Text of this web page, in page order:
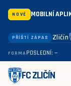
NOVÉ MOBILNÍ
PŘÍŠTÍ ZÁPAS Zličín
FORMAPOSLEDNÍ: —
FC ZLIČÍN